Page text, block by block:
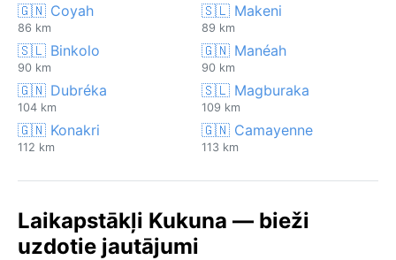
🇬🇳 Coyah
86 km
🇸🇱 Makeni
89 km
🇸🇱 Binkolo
90 km
🇬🇳 Manéah
90 km
🇬🇳 Dubréka
104 km
🇸🇱 Magburaka
109 km
🇬🇳 Konakri
112 km
🇬🇳 Camayenne
113 km
Laikapstākļi Kukuna — bieži
uzdotie jautājumi